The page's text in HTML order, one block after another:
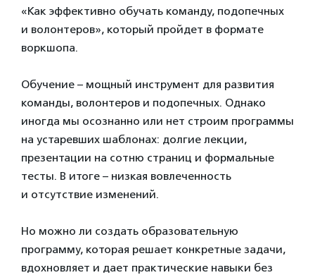
«Как эффективно обучать команду, подопечных
и волонтеров», который пройдет в формате
воркшопа.
Обучение – мощный инструмент для развития
команды, волонтеров и подопечных. Однако
иногда мы осознанно или нет строим программы
на устаревших шаблонах: долгие лекции,
презентации на сотню страниц и формальные
тесты. В итоге – низкая вовлеченность
и отсутствие изменений.
Но можно ли создать образовательную
программу, которая решает конкретные задачи,
вдохновляет и дает практические навыки без